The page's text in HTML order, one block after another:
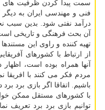
سمت پیدا كردن ظرفیت های
فنی و مهندسی ایران به دیگر
درآمد نفتی شود. بدین سبب
آن بحث فرهنگی و تاریخی
تهیه كننده و راوی این
از ارتباط با كشورهای
آنها همراه بوده است،
مردم فكر می كنند با افریقا
باشیم. اتفاقا اگر بازی برد
با كشورهای مستقل ممكن
توانیم بازی برد برد تعریف